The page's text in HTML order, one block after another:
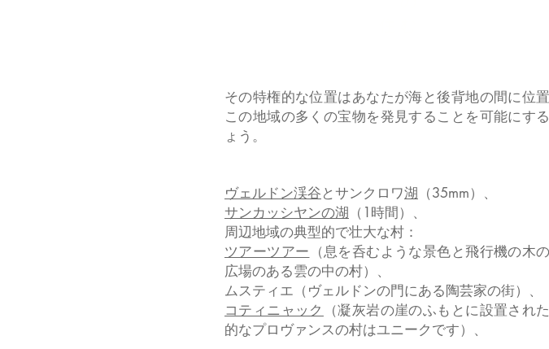
その特権的な位置はあなたが海と後背地の間に位
この地域の多くの宝物を発見することを可能にす
ょう。
ヴェルドン渓谷とサンクロワ湖 （35mm）、
サンカッシヤンの湖 （1時間）、
周辺地域の典型的で壮大な村：
ツアーツアー （息を呑むような景色と飛行機の木
広場のある雲の中の村）、
ムスティエ（ヴェルドンの門にある陶芸家の街）、
コティニャック
（凝灰岩の崖のふもとに設置され
的なプロヴァンスの村はユニークです）、